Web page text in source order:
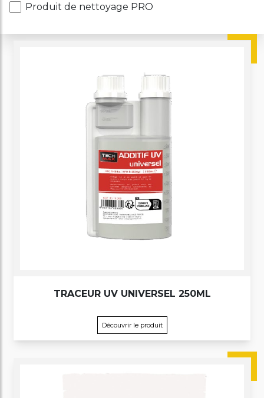
Produit de nettoyage PRO
TRACEUR UV UNIVERSEL 250ML
Découvrir le produit